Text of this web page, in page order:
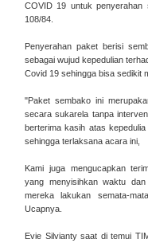
COVID 19 untuk penyerahan
108/84.
Penyerahan paket berisi
sebagai wujud kepedulian
Covid 19 sehingga bisa sedikit
"Paket sembako ini
secara sukarela tanpa
berterima kasih atas
sehingga terlaksana acara ini,
Kami juga mengucapkan
yang menyisihkan waktu
mereka lakukan semata-
Ucapnya.
Evie Silvianty saat di temui